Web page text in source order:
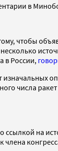
в
чтобы
в России,
числа
ссылкой на